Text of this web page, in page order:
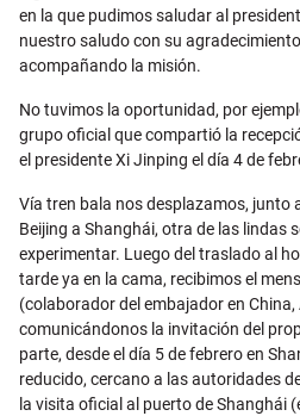
en la que pudimos saludar al
nuestro saludo con su
acompañando la misión.
No tuvimos la oportunidad, por
grupo oficial que compartió la
el presidente Xi Jinping el día 4 de
Vía tren bala nos desplazamos, junto
Beijing a Shanghái, otra de las lindas
experimentar. Luego del traslado al
tarde ya en la cama, recibimos el
(colaborador del embajador en China,
comunicándonos la invitación del
parte, desde el día 5 de febrero en
reducido, cercano a las autoridades
la visita oficial al puerto de Shanghái